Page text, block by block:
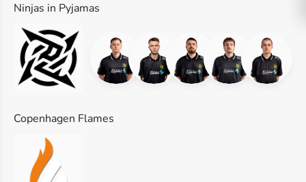
Ninjas in Pyjamas
Copenhagen Flames